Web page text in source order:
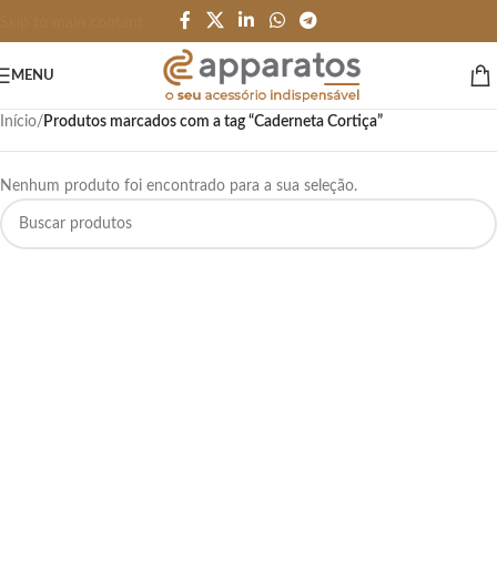
MENU
Início/ Produtos marcados com a tag “Caderneta Cortiça”
Nenhum produto foi encontrado para a sua seleção.